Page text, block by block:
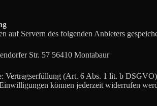
auf Servern des folgenden Anbieters
Str. 57 56410 Montabaur
Vertragserfüllung (Art. 6 Abs. 1 lit. b
können jederzeit widerrufen